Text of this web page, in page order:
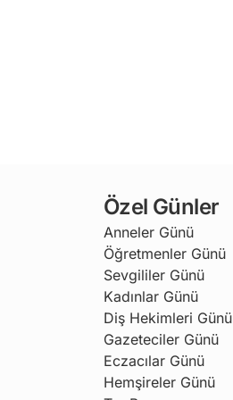
Özel Günler
Anneler Günü
Öğretmenler Günü
Sevgililer Günü
Kadınlar Günü
Diş Hekimleri Günü
Gazeteciler Günü
Eczacılar Günü
Hemşireler Günü